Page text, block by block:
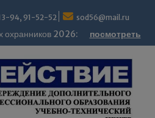
94, 91-52-52 sod56@mail.ru
охранников 2026: посмотреть